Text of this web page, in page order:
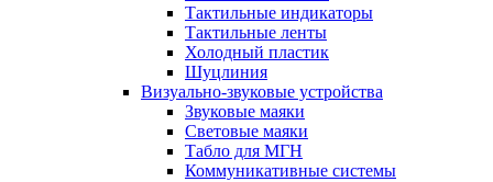
Тактильные индикаторы
Тактильные ленты
Холодный пластик
Шуцлиния
Визуально-звуковые устройства
Звуковые маяки
Световые маяки
Табло для МГН
Коммуникативные системы